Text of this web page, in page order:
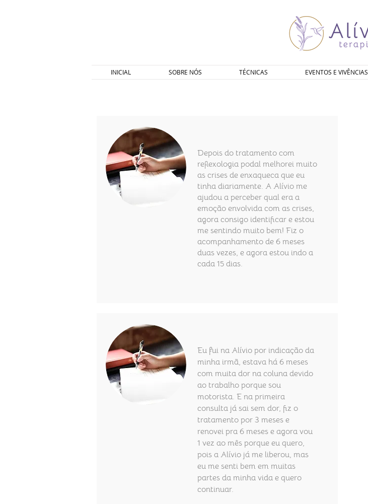
INICIAL SOBRE NÓS TÉCNICAS EVENTOS E VIVÊNCIAS
Depois do tratamento com
reflexologia podal melhorei muito
as crises de enxaqueca que eu
tinha diariamente. A Alívio me
ajudou a perceber qual era a
emoção envolvida com as crises,
agora consigo identificar e estou
me sentindo muito bem! Fiz o
acompanhamento de 6 meses
duas vezes, e agora estou indo a
cada 15 dias.
Eu fui na Alívio por indicação da
minha irmã, estava há 6 meses
com muita dor na coluna devido
ao trabalho porque sou
motorista. E na primeira
consulta já sai sem dor, fiz o
tratamento por 3 meses e
renovei pra 6 meses e agora vou
1 vez ao mês porque eu quero,
pois a Alívio já me liberou, mas
eu me senti bem em muitas
partes da minha vida e quero
continuar.